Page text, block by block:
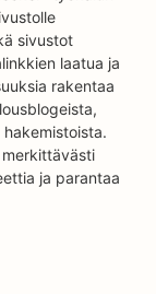
sivustot
laatua ja
rakentaa
ja parantaa